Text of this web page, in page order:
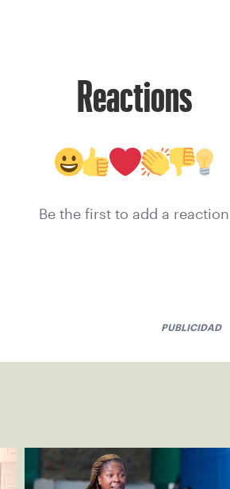
Reactions
Be the first to add a reaction
PUBLICIDAD